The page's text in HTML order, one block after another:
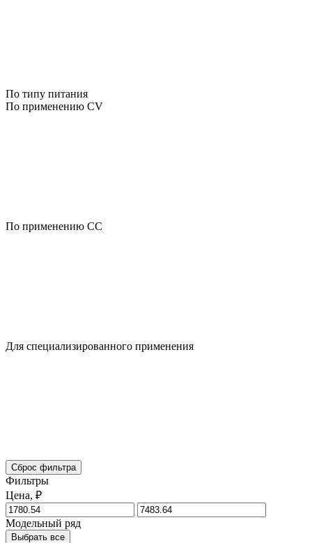
По типу питания
По применению CV
По применению CC
Для специализированного применения
Сброс фильтра
Фильтры
Цена, ₽
Модельный ряд
Выбрать все